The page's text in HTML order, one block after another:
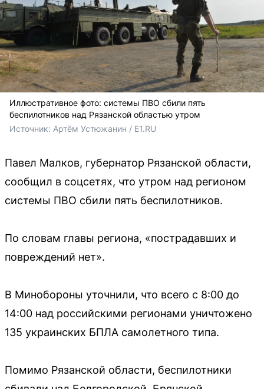
Иллюстративное фото: системы ПВО сбили пять
беспилотников над Рязанской областью утром
Источник: Артём Устюжанин / E1.RU
Павел Малков, губернатор Рязанской области,
сообщил в соцсетях, что утром над регионом
системы ПВО сбили пять беспилотников.
По словам главы региона, «пострадавших и
повреждений нет».
В Минобороны уточнили, что всего с 8:00 до
14:00 над российскими регионами уничтожено
135 украинских БПЛА самолетного типа.
Помимо Рязанской области, беспилотники